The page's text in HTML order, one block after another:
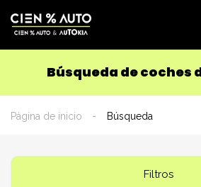
Búsqueda de coches
Página de inicio Búsqueda
Filtros